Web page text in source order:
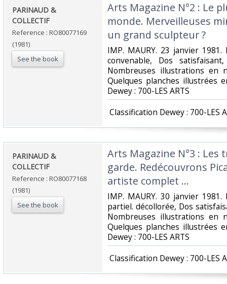
‎PARINAUD &
COLLECTIF‎
Reference : RO80077169
(1981)
See the book
‎Arts Magazine N°2 : Le
monde. Merveilleuses
un grand sculpteur ?‎
‎IMP. MAURY. 23 janvier
convenable, Dos
Nombreuses illustrations en
Quelques planches illustrées
Dewey : 700-LES ARTS‎
Classification Dewey : 700-LES
‎PARINAUD &
COLLECTIF‎
Reference : RO80077168
(1981)
See the book
‎Arts Magazine N°3 :
garde. Redécouvrons
artiste complet ...‎
‎IMP. MAURY. 30 janvier
partiel. décollorée, Dos
Nombreuses illustrations en
Quelques planches illustrées
Dewey : 700-LES ARTS‎
Classification Dewey : 700-LES